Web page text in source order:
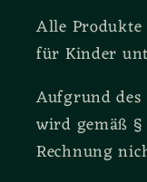
Alle
für Kinder
Aufgrund
wird gemäß
Rechnung